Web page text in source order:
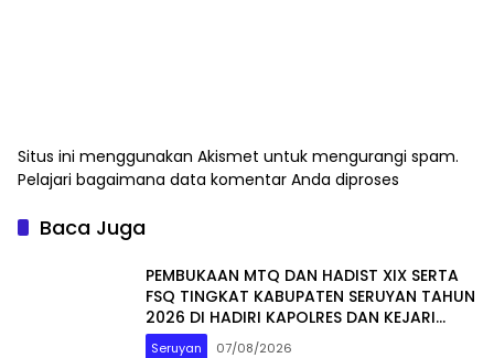
Situs ini menggunakan Akismet untuk mengurangi spam.
Pelajari bagaimana data komentar Anda diproses
Baca Juga
PEMBUKAAN MTQ DAN HADIST XIX SERTA
FSQ TINGKAT KABUPATEN SERUYAN TAHUN
2026 DI HADIRI KAPOLRES DAN KEJARI
SERUYAN
Seruyan 07/08/2026